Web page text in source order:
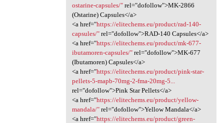
ostarine-capsules/"rel="dofollow">MK-2866
(Ostarine) Capsules</a>
<a href="https://elitechems.eu/product/rad-140-
capsules/"rel="dofollow">RAD-140 Capsules</a>
<a href="https://elitechems.eu/product/mk-677-
ibutamoren-capsules/"rel="dofollow">MK-677
(Ibutamoren) Capsules</a>
<a href="https://elitechems.eu/product/pink-star-
pellets-5-mapb-70mg-2-fma-20mg-5...
rel="dofollow">Pink Star Pellets</a>
<a href="https://elitechems.eu/product/yellow-
mandala/"rel="dofollow">Yellow Mandala</a>
<a href="https://elitechems.eu/product/green-